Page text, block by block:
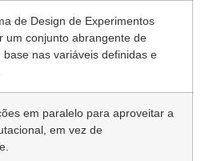
de Design de Experimentos
um conjunto abrangente de
base nas variáveis ​​definidas e
em paralelo para aproveitar a
em vez de